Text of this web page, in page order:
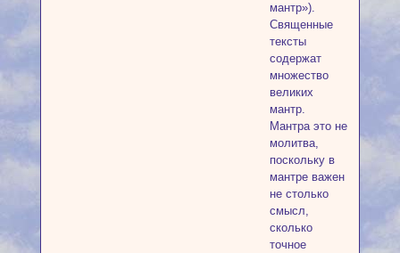
мантр»).
Священные
тексты
содержат
множество
великих
мантр.
Мантра это не
молитва,
поскольку в
мантре важен
не столько
смысл,
сколько
точное